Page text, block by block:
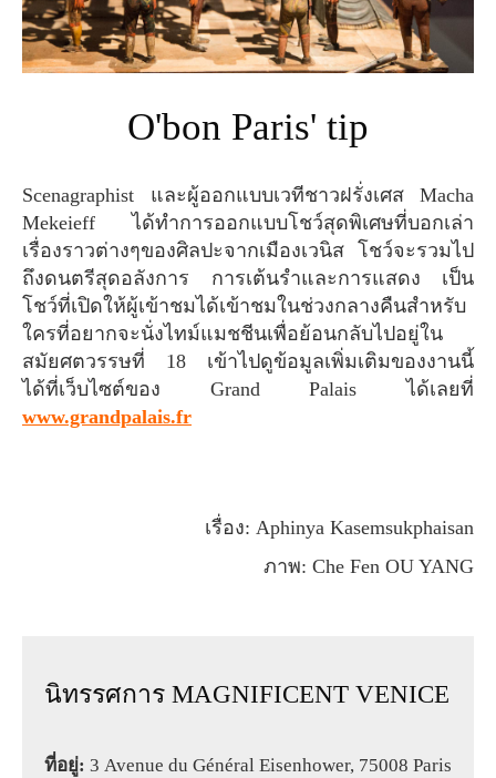
O'bon Paris' tip
Scenagraphist และผู้ออกแบบเวทีชาวฝรั่งเศส Macha
Mekeieff ได้ทำการออกแบบโชว์สุดพิเศษที่บอกเล่า
เรื่องราวต่างๆของศิลปะจากเมืองเวนิส โชว์จะรวมไป
ถึงดนตรีสุดอลังการ การเต้นรำและการแสดง เป็น
โชว์ที่เปิดให้ผู้เข้าชมได้เข้าชมในช่วงกลางคืนสำหรับ
ใครที่อยากจะนั่งไทม์แมชชีนเพื่อย้อนกลับไปอยู่ใน
สมัยศตวรรษที่ 18 เข้าไปดูข้อมูลเพิ่มเติมของงานนี้
ได้ที่เว็บไซต์ของ Grand Palais ได้เลยที่
www.grandpalais.fr
เรื่อง: Aphinya Kasemsukphaisan
ภาพ: Che Fen OU YANG
นิทรรศการ MAGNIFICENT VENICE
ที่อยู่: 3 Avenue du Général Eisenhower, 75008 Paris